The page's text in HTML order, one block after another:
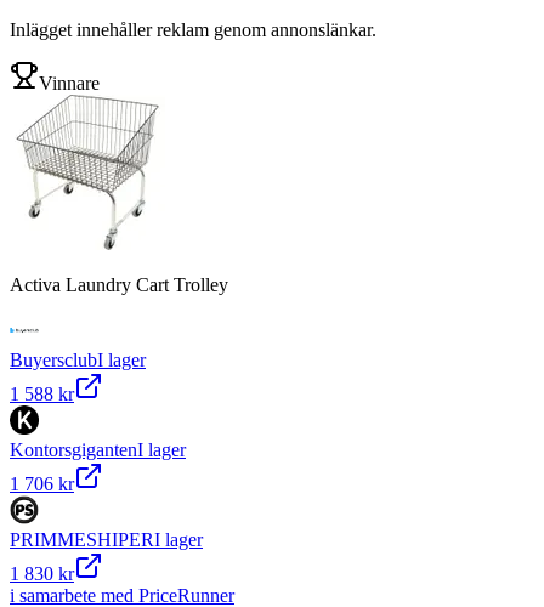
Inlägget innehåller reklam genom annonslänkar.
Vinnare
Activa Laundry Cart Trolley
BuyersclubI lager
1 588 kr
KontorsgigantenI lager
1 706 kr
PRIMMESHIPERI lager
1 830 kr
i samarbete med PriceRunner